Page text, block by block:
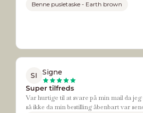
Benne pusletaske - Earth brown
SI
Signe
Super tilfreds
Var hurtige til at svare på min mail da
så ikke da min bestilling åbenbart var